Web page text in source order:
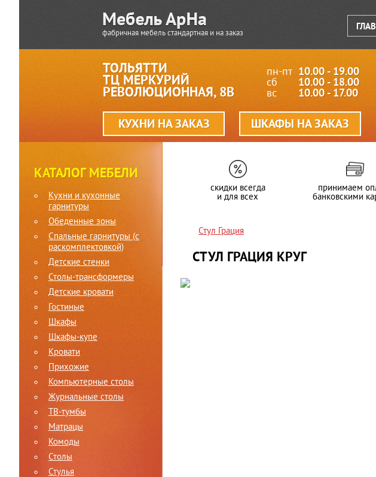
фабричная мебель стандартная и на заказ
ТОЛЬЯТТИ
ТЦ МЕРКУРИЙ
РЕВОЛЮЦИОННАЯ, 8В
пн-пт 10.00 - 19.00
сб 10.00 - 18.00
вс 10.00 - 17.00
КУХНИ НА ЗАКАЗ ШКАФЫ НА ЗАКАЗ
КАТАЛОГ МЕБЕЛИ
Кухни и кухонные
гарнитуры
Обеденные зоны
Спальные гарнитуры (c
раскомплектовкой)
Детские стенки
Столы-трансформеры
Детские кровати
Гостиные
Шкафы
Шкафы-купе
Кровати
Прихожие
Компьютерные столы
Журнальные столы
ТВ-тумбы
Матрацы
Комоды
Столы
Стулья
скидки всегда
и для всех
принимаем
банковскими
Стул Грация
СТУЛ ГРАЦИЯ КРУГ